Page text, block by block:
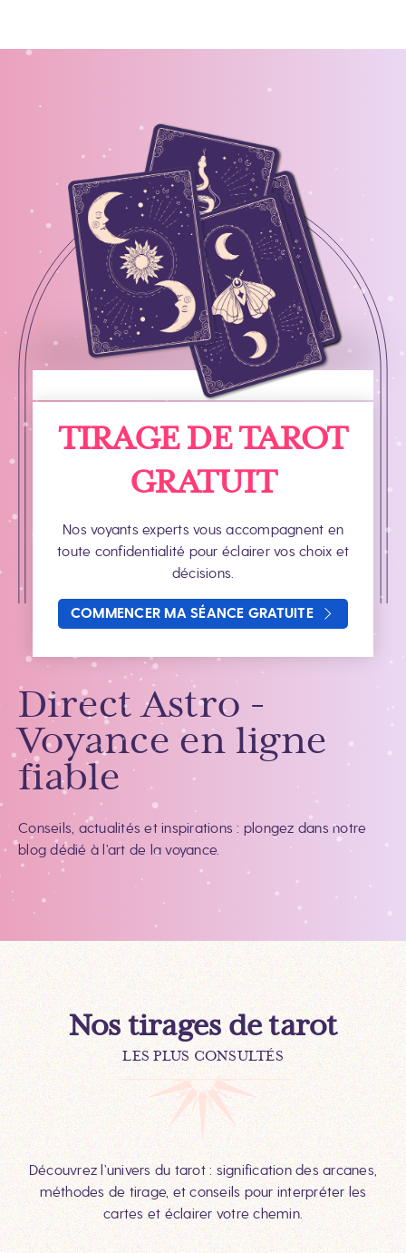
Direct Astro -
Voyance en ligne
fiable
Conseils, actualités et inspirations : plongez dans notre
blog dédié à l’art de la voyance.
TIRAGE DE TAROT
GRATUIT
Nos voyants experts vous accompagnent en
toute confidentialité pour éclairer vos choix et
décisions.
COMMENCER MA SÉANCE GRATUITE
Nos tirages de tarot
LES PLUS CONSULTÉS
Découvrez l’univers du tarot : signification des arcanes,
méthodes de tirage, et conseils pour interpréter les
cartes et éclairer votre chemin.